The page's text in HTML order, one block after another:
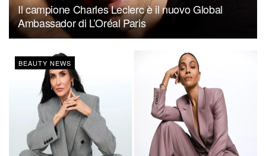
Il campione Charles Leclerc è il nuovo Global
Ambassador di L’Oréal Paris
BEAUTY NEWS